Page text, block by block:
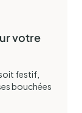
votre
festif,
bouchées